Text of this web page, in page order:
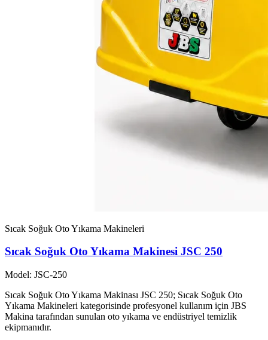
Sıcak Soğuk Oto Yıkama Makineleri
Sıcak Soğuk Oto Yıkama Makinesi JSC 250
Model: JSC-250
Sıcak Soğuk Oto Yıkama Makinası JSC 250; Sıcak Soğuk Oto
Yıkama Makineleri kategorisinde profesyonel kullanım için JBS
Makina tarafından sunulan oto yıkama ve endüstriyel temizlik
ekipmanıdır.